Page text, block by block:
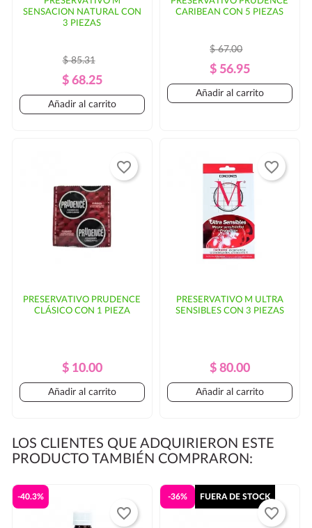
SENSACION NATURAL CON
3 PIEZAS
Precio
Regular
$ 85.31
Precio
$ 68.25
Añadir al carrito
CARIBEAN CON 5 PIEZAS
Precio
Regular
$ 67.00
Precio
$ 56.95
Añadir al carrito
PRESERVATIVO PRUDENCE
CLÁSICO CON 1 PIEZA
Precio
Regular
Precio
$ 10.00
Añadir al carrito
favorite_border
PRESERVATIVO M ULTRA
SENSIBLES CON 3 PIEZAS
Precio
Regular
Precio
$ 80.00
Añadir al carrito
favorite_border
LOS CLIENTES QUE ADQUIRIERON ESTE
PRODUCTO TAMBIÉN COMPRARON:
-40.3%
favorite_border
-36% FUERA DE STOCK
favorite_border